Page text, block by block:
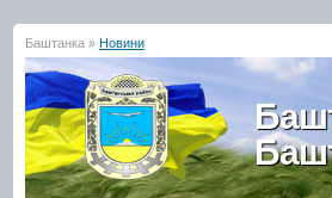
Баштанка » Новини